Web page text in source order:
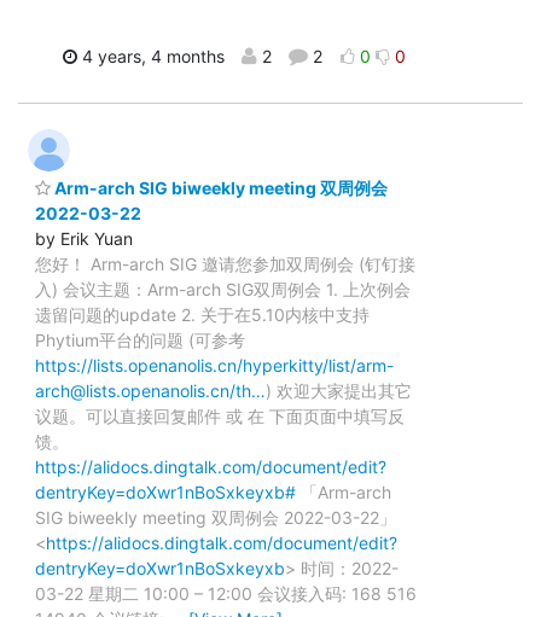
4 years, 4 months 2 2 0 0
Arm-arch SIG biweekly meeting 双周例会
2022-03-22
by Erik Yuan
您好！ Arm-arch SIG 邀请您参加双周例会 (钉钉接
入) 会议主题：Arm-arch SIG双周例会 1. 上次例会
遗留问题的update 2. 关于在5.10内核中支持
Phytium平台的问题 (可参考
https://lists.openanolis.cn/hyperkitty/list/arm-
arch@lists.openanolis.cn/th…) 欢迎大家提出其它
议题。可以直接回复邮件 或 在 下面页面中填写反
馈。
https://alidocs.dingtalk.com/document/edit?
dentryKey=doXwr1nBoSxkeyxb# 「Arm-arch
SIG biweekly meeting 双周例会 2022-03-22」
<https://alidocs.dingtalk.com/document/edit?
dentryKey=doXwr1nBoSxkeyxb> 时间：2022-
03-22 星期二 10:00 – 12:00 会议接入码: 168 516